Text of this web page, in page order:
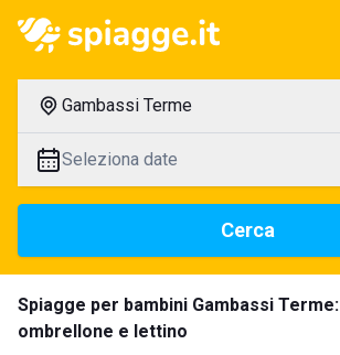
Gambassi Terme
Seleziona date
Cerca
Spiagge per bambini Gambassi
ombrellone e lettino